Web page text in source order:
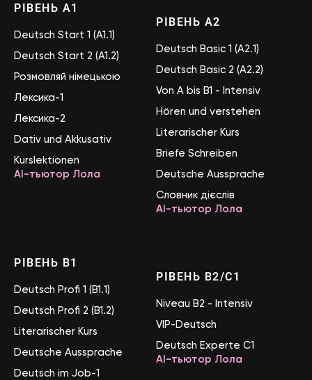
РІВЕНЬ А1
Deutsch Start 1 (A1.1)
Deutsch Start 2 (A1.2)
Розмовляй німецькою
Лексика-1
Лексика-2
Dativ und Akkusativ
Kurslektionen
AI-тьютор Лола
РІВЕНЬ А2
Deutsch Basic 1 (A2.1)
Deutsch Basic 2 (A2.2)
Von A bis B1 - Intensiv
Hören und verstehen
Literarischer Kurs
Briefe Schreiben
Deutsche Aussprache
Словник дієслів
AI-тьютор Лола
РІВЕНЬ B1
Deutsch Profi 1 (B1.1)
Deutsch Profi 2 (B1.2)
Literarischer Kurs
Deutsche Aussprache
Deutsch im Job-1
РІВЕНЬ B2/C1
Niveau B2 - Intensiv
VIP-Deutsch
Deutsch Experte C1
AI-тьютор Лола